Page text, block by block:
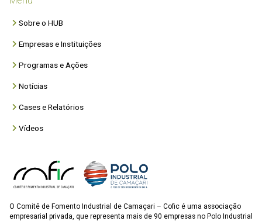
Sobre o HUB
Empresas e Instituições
Programas e Ações
Notícias
Cases e Relatórios
Vídeos
O Comitê de Fomento Industrial de Camaçari – Cofic é uma associação
empresarial privada, que representa mais de 90 empresas no Polo Industrial